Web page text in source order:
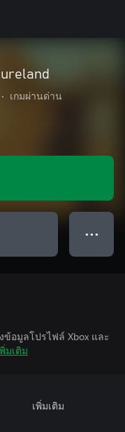
• เกมผ่านด่าน
● ● ●
ข้อมูลโปรไฟล์ Xbox และ
มเติม
เพิ่มเติม